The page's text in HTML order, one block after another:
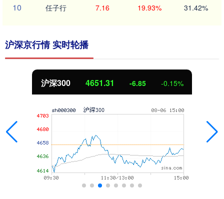
10 任子行 7.16 19.93% 31.42%
沪深京行情 实时轮播
-0.15% 北证50